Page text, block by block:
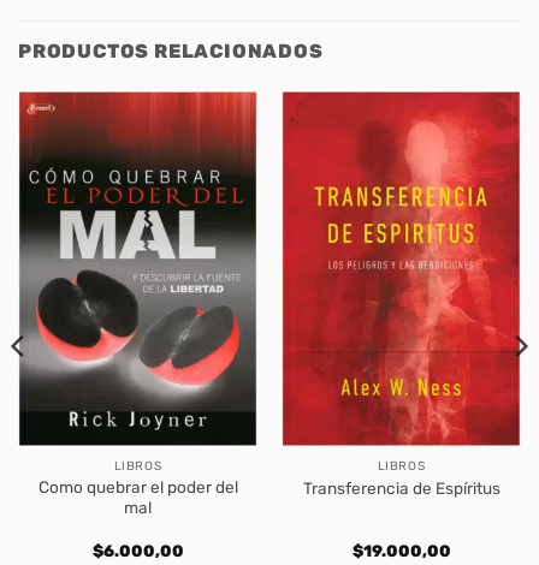
PRODUCTOS RELACIONADOS
LIBROS
Como quebrar el poder del
mal
$6.000,00
LIBROS
Transferencia de Espíritus
$19.000,00